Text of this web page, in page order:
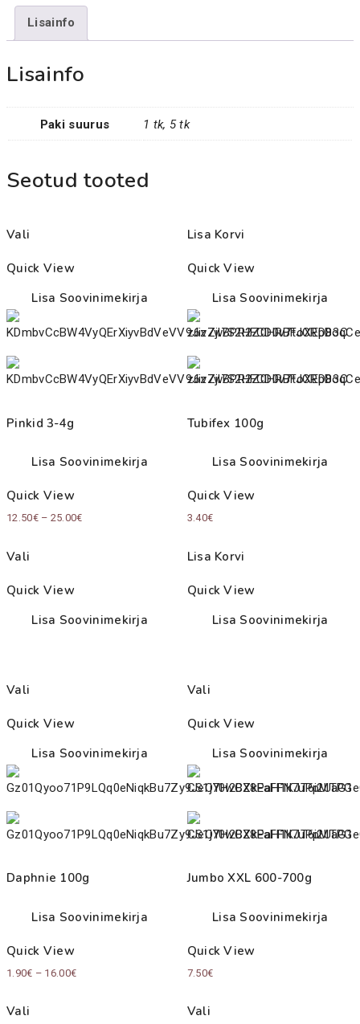
Lisainfo
Lisainfo
Paki suurus 1 tk, 5 tk
Seotud tooted
Vali
Quick View
Lisa Soovinimekirja
Pinkid 3-4g
Lisa Soovinimekirja
Quick View
12.50€ – 25.00€Price
Vali
Quick View
Lisa Soovinimekirja
Lisa Korvi
Quick View
Lisa Soovinimekirja
Tubifex 100g
Lisa Soovinimekirja
Quick View
3.40€
Lisa Korvi
Quick View
Lisa Soovinimekirja
Vali
Quick View
Lisa Soovinimekirja
Daphnie 100g
Lisa Soovinimekirja
Quick View
1.90€ – 16.00€Price
Vali
Vali
Quick View
Lisa Soovinimekirja
Jumbo XXL 600-700g
Lisa Soovinimekirja
Quick View
7.50€
Vali